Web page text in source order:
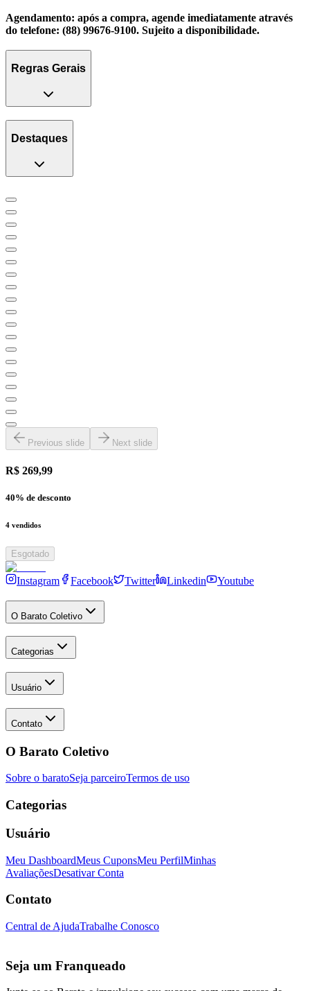
Agendamento: após a compra, agende imediatamente através
do telefone: (88) 99676-9100. Sujeito a disponibilidade.
Regras Gerais
Destaques
Previous slide Next slide
R$ 269,99
40% de desconto
4 vendidos
Esgotado
Instagram Facebook Twitter Linkedin Youtube
O Barato Coletivo
Categorias
Usuário
Contato
O Barato Coletivo
Sobre o baratoSeja parceiroTermos de uso
Categorias
Usuário
Meu DashboardMeus CuponsMeu PerfilMinhas
AvaliaçõesDesativar Conta
Contato
Central de AjudaTrabalhe Conosco
Seja um Franqueado